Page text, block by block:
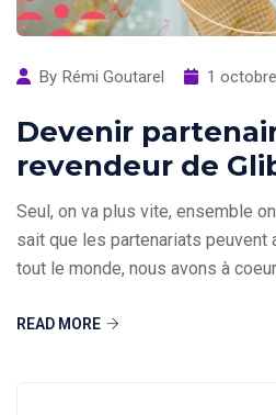
By Rémi Goutarel 1
Devenir
revendeur de
Seul, on va plus vite, ensemble
sait que les partenariats peuvent
tout le monde, nous avons à coeur
READ MORE